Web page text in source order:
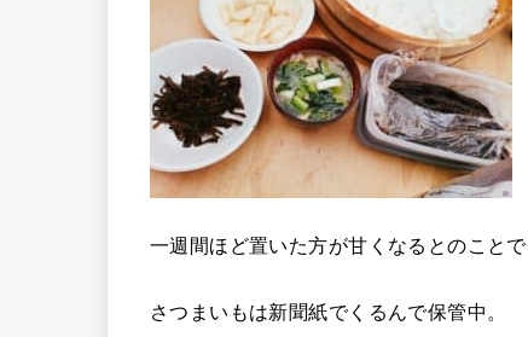
一週間ほど置いた方が甘くなるとのことで
さつまいもは新聞紙でくるんで保管中。